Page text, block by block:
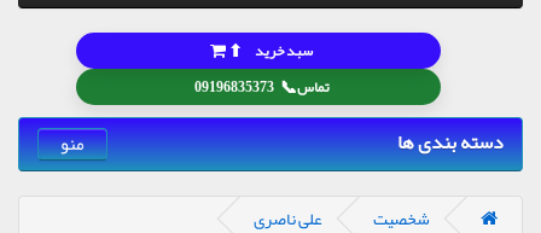
تماس📞
09196835373
سبد خرید ⬆
دسته بندی ها منو
شخصیت علی ناصری